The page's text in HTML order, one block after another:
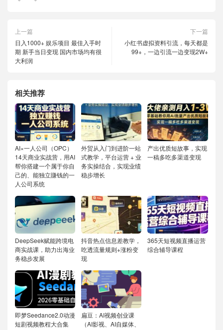
上一篇
日入1000+ 娱乐项目 最佳入手时
期 新手当日变现 国内市场均有很
大利润
下一篇
小红书虚拟资料引流，每天都是
99+，一边引流一边变现2W+
相关推荐
AI×一人公司（OPC）
14天商业实战营，用AI
帮你搭建一个属于你自
己的、能独立賺钱的一
人公司系统
外贸从入门到进阶一站
式教学，平台运营 + 业
务实操结合，实现业绩
稳步增长
产出优质短故事，实现
一稿多吃多渠道变现
DeepSeek赋能跨境电
商实战课，助力出海业
务稳步发展
抖音热点信息差教学，
吃透流量规则+涨粉变
现
365天短视频直播运营
综合辅导课程
即梦Seedance2.0动漫
短剧视频教程大合集
扁豆：AI视频创业课
（AI影视、AI自媒体、